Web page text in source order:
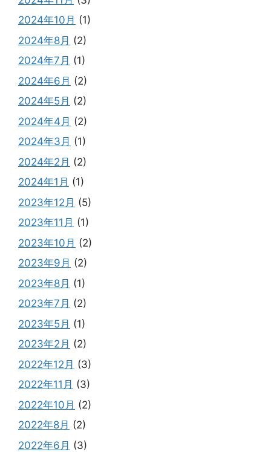
2024年10月 (1)
2024年8月 (2)
2024年7月 (1)
2024年6月 (2)
2024年5月 (2)
2024年4月 (2)
2024年3月 (1)
2024年2月 (2)
2024年1月 (1)
2023年12月 (5)
2023年11月 (1)
2023年10月 (2)
2023年9月 (2)
2023年8月 (1)
2023年7月 (2)
2023年5月 (1)
2023年2月 (2)
2022年12月 (3)
2022年11月 (3)
2022年10月 (2)
2022年8月 (2)
2022年6月 (3)